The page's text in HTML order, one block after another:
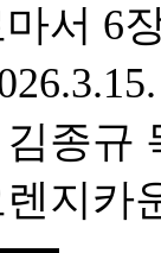
서 6
종규
지카